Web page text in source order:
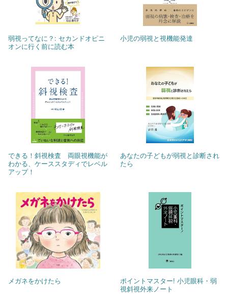
弱視ってなに？: セカンドオピニ
オンに行く前に読む本
小児の弱視と視機能発達
できる！斜視検査 両眼視機能が
わかる、ケーススタディでレベル
アップ！
あなたの子どもが弱視と診断され
たら
メガネをかけたら
ポイントマスター! 小児眼科・弱
視斜視外来ノート